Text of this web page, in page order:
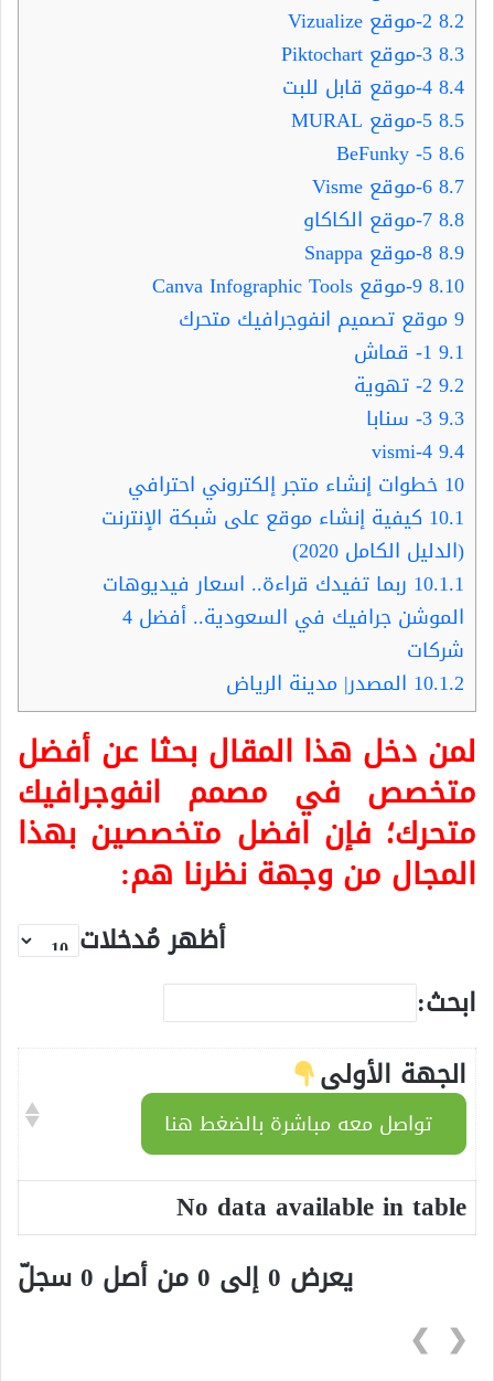
8.2
8.3
8.4
8.5
8.6
8.7
8.8
8.9
8.10
9موقع تصميم انفوجرافيك متحرك
9.1
9.2
9.3
9.4
10 خطوات إنشاء متجر إلكتروني احترافي
10.1 كيفية إنشاء موقع على شبكة الإنترنت
(الدليل الكامل 2020)
10.1.1 ربما تفيدك قراءة.. اسعار فيديوهات
الموشن جرافيك في السعودية.. أفضل 4
شركات
10.1.2 المصدر| مدينة الرياض
لمن دخل هذا المقال بحثا عن أفضل
متخصص في مصمم انفوجرافيك
متحرك؛ فإن افضل متخصصين بهذا
المجال من وجهة نظرنا هم:
أظهر مُدخلات
ابحث:
الجهة الأولى
تواصل معه مباشرة بالضغط هنا
No data available in table
يعرض 0 إلى 0 من أصل 0 سجلّ
❮
❯